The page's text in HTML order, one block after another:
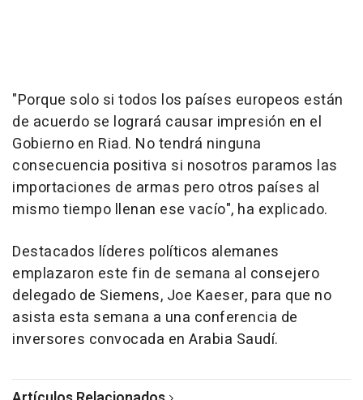
"Porque solo si todos los países europeos están
de acuerdo se logrará causar impresión en el
Gobierno en Riad. No tendrá ninguna
consecuencia positiva si nosotros paramos las
importaciones de armas pero otros países al
mismo tiempo llenan ese vacío", ha explicado.
Destacados líderes políticos alemanes
emplazaron este fin de semana al consejero
delegado de Siemens, Joe Kaeser, para que no
asista esta semana a una conferencia de
inversores convocada en Arabia Saudí.